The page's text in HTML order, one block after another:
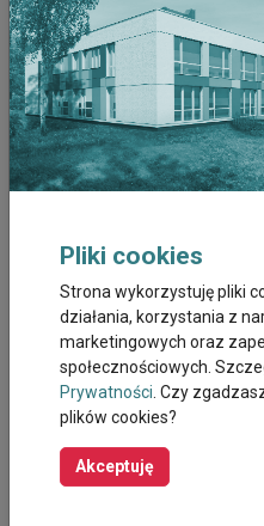
Sierpień 2023
Lipiec 2023
Czerwiec 2023
Kwiecien 2023
Marzec 2023
Luty 2023
Styczeń 2023
Grudzień 2022
Pliki cookies
Strona wykorzystuję pliki
działania, korzystania z
marketingowych oraz
społecznościowych.
Prywatności . Czy
plików cookies?
Akceptuję